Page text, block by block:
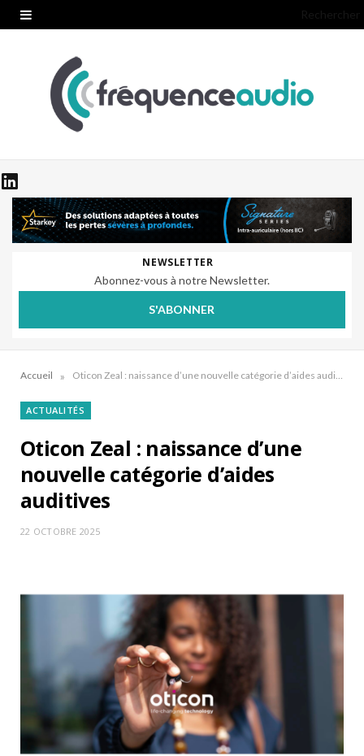
NEWSLETTER
Abonnez-vous à notre Newsletter.
S'ABONNER
Accueil » Oticon Zeal : naissance d’une nouvelle catégorie d’aides auditives
ACTUALITÉS
Oticon Zeal : naissance d’une
nouvelle catégorie d’aides
auditives
22 OCTOBRE 2025